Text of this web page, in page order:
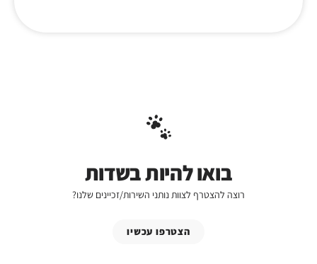
בואו להיות בשדות
רוצה להצטרף לצוות נותני השירות/זכיינים שלנו?
הצטרפו עכשיו